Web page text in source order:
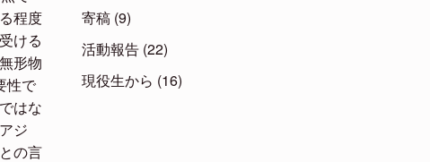
程度
ける
形物
性で
はな
ジ
の言
寄稿 (9)
活動報告 (22)
現役生から (16)